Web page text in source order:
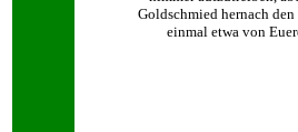
Goldschmied hernach
einmal etwa von